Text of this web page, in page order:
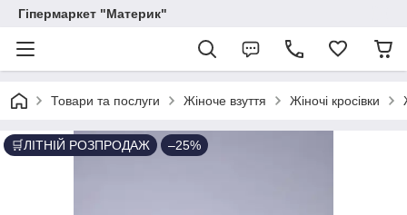
Гіпермаркет "Материк"
Товари та послуги Жіноче взуття Жіночі кросівки
🛒ЛІТНІЙ РОЗПРОДАЖ –25%